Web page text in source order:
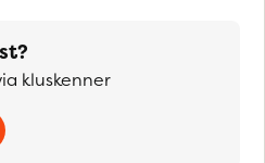
kluskenner